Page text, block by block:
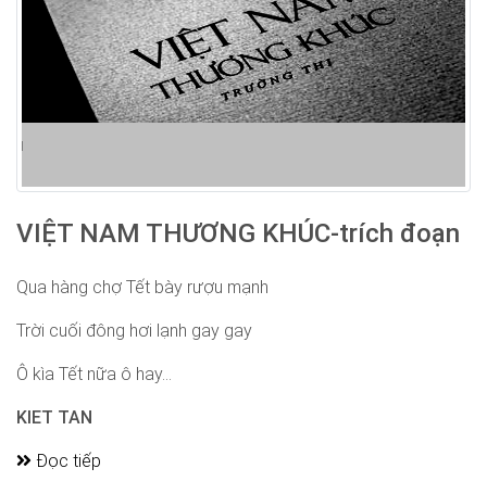
VIỆT NAM THƯƠNG KHÚC-trích đoạn
Qua hàng chợ Tết bày rượu mạnh
Trời cuối đông hơi lạnh gay gay
Ô kìa Tết nữa ô hay...
KIET TAN
Đọc tiếp